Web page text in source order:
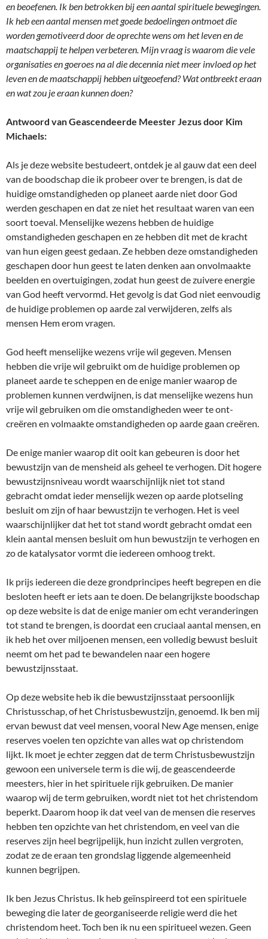
en beoefenen. Ik ben betrokken bij een aantal spirituele bewegingen.
Ik heb een aantal mensen met goede bedoelingen ontmoet die
worden gemotiveerd door de oprechte wens om het leven en de
maatschappij te helpen verbeteren. Mijn vraag is waarom die vele
organisaties en goeroes na al die decennia niet meer invloed op het
leven en de maatschappij hebben uitgeoefend? Wat ontbreekt eraan
en wat zou je eraan kunnen doen?
Antwoord van Geascendeerde Meester Jezus door Kim
Michaels:
Als je deze website bestudeert, ontdek je al gauw dat een deel
van de boodschap die ik probeer over te brengen, is dat de
huidige omstandigheden op planeet aarde niet door God
werden geschapen en dat ze niet het resultaat waren van een
soort toeval. Menselijke wezens hebben de huidige
omstandigheden geschapen en ze hebben dit met de kracht
van hun eigen geest gedaan. Ze hebben deze omstandigheden
geschapen door hun geest te laten denken aan onvolmaakte
beelden en overtuigingen, zodat hun geest de zuivere energie
van God heeft vervormd. Het gevolg is dat God niet eenvoudig
de huidige problemen op aarde zal verwijderen, zelfs als
mensen Hem erom vragen.
God heeft menselijke wezens vrije wil gegeven. Mensen
hebben die vrije wil gebruikt om de huidige problemen op
planeet aarde te scheppen en de enige manier waarop de
problemen kunnen verdwijnen, is dat menselijke wezens hun
vrije wil gebruiken om die omstandigheden weer te ont-
creëren en volmaakte omstandigheden op aarde gaan creëren.
De enige manier waarop dit ooit kan gebeuren is door het
bewustzijn van de mensheid als geheel te verhogen. Dit hogere
bewustzijnsniveau wordt waarschijnlijk niet tot stand
gebracht omdat ieder menselijk wezen op aarde plotseling
besluit om zijn of haar bewustzijn te verhogen. Het is veel
waarschijnlijker dat het tot stand wordt gebracht omdat een
klein aantal mensen besluit om hun bewustzijn te verhogen en
zo de katalysator vormt die iedereen omhoog trekt.
Ik prijs iedereen die deze grondprincipes heeft begrepen en die
besloten heeft er iets aan te doen. De belangrijkste boodschap
op deze website is dat de enige manier om echt veranderingen
tot stand te brengen, is doordat een cruciaal aantal mensen, en
ik heb het over miljoenen mensen, een volledig bewust besluit
neemt om het pad te bewandelen naar een hogere
bewustzijnsstaat.
Op deze website heb ik die bewustzijnsstaat persoonlijk
Christusschap, of het Christusbewustzijn, genoemd. Ik ben mij
ervan bewust dat veel mensen, vooral New Age mensen, enige
reserves voelen ten opzichte van alles wat op christendom
lijkt. Ik moet je echter zeggen dat de term Christusbewustzijn
gewoon een universele term is die wij, de geascendeerde
meesters, hier in het spirituele rijk gebruiken. De manier
waarop wij de term gebruiken, wordt niet tot het christendom
beperkt. Daarom hoop ik dat veel van de mensen die reserves
hebben ten opzichte van het christendom, en veel van die
reserves zijn heel begrijpelijk, hun inzicht zullen vergroten,
zodat ze de eraan ten grondslag liggende algemeenheid
kunnen begrijpen.
Ik ben Jezus Christus. Ik heb geïnspireerd tot een spirituele
beweging die later de georganiseerde religie werd die het
christendom heet. Toch ben ik nu een spiritueel wezen. Geen